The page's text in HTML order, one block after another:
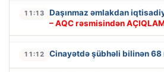
11:13
Daşınmaz əmlakdan
– AQC rəsmisindən
11:12 Cinayətdə şübhəli bilinən 68